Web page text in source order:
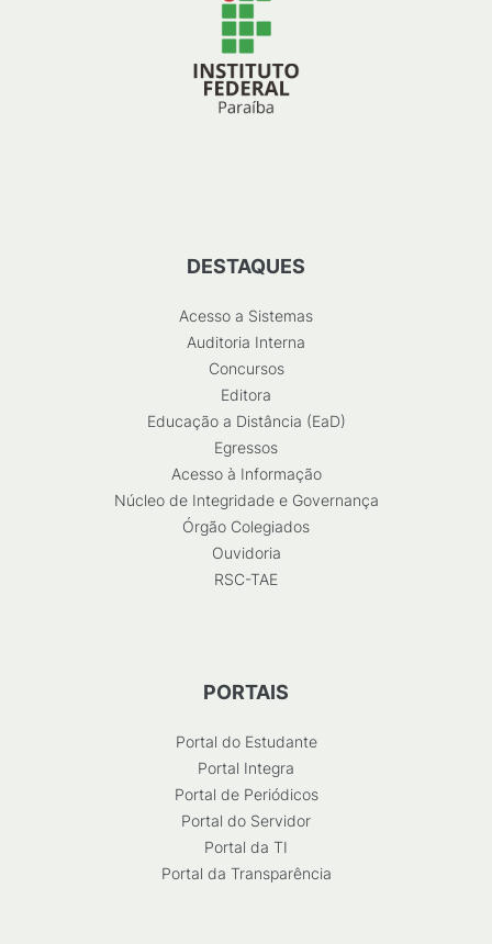
DESTAQUES
Acesso a Sistemas
Auditoria Interna
Concursos
Editora
Educação a Distância (EaD)
Egressos
Acesso à Informação
Núcleo de Integridade e Governança
Órgão Colegiados
Ouvidoria
RSC-TAE
PORTAIS
Portal do Estudante
Portal Integra
Portal de Periódicos
Portal do Servidor
Portal da TI
Portal da Transparência